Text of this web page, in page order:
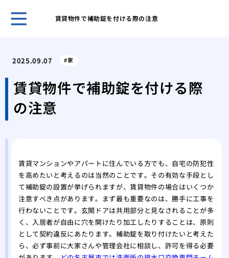
賃貸物件で補助錠を付ける際の注意
場
カ
る
経
リ
私
一日
2025.09.07 家
賃貸物件で補助錠を付ける際
の注意
賃貸マンションやアパートに住んでいる方でも、自宅の防犯性
を高めたいと考えるのは当然のことです。その有効な手段とし
て補助錠の設置が挙げられますが、賃貸物件の場合はいくつか
注意すべき点があります。まず最も重要なのは、勝手に工事を
行わないことです。玄関ドアは共用部分と見なされることが多
く、入居者が自由に穴を開けたり加工したりすることは、原則
として契約違反にあたります。補助錠を取り付けたいと考えた
ら、必ず事前に大家さんや管理会社に相談し、許可を得る必要